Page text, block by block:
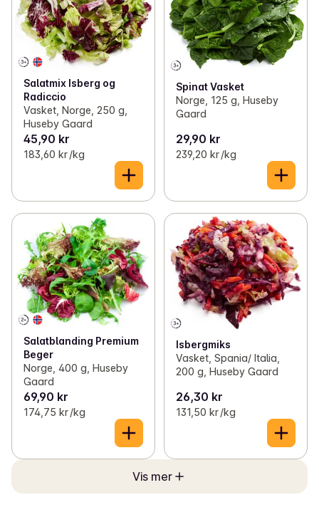
Salatmix Isberg og
Radiccio
Vasket, Norge, 250 g,
Huseby Gaard
45,90 kr
183,60 kr /kg
Spinat Vasket
Norge, 125 g, Huseby
Gaard
29,90 kr
239,20 kr /kg
Salatblanding Premium
Beger
Norge, 400 g, Huseby
Gaard
69,90 kr
174,75 kr /kg
Isbergmiks
Vasket, Spania/ Italia,
200 g, Huseby Gaard
26,30 kr
131,50 kr /kg
Vis mer